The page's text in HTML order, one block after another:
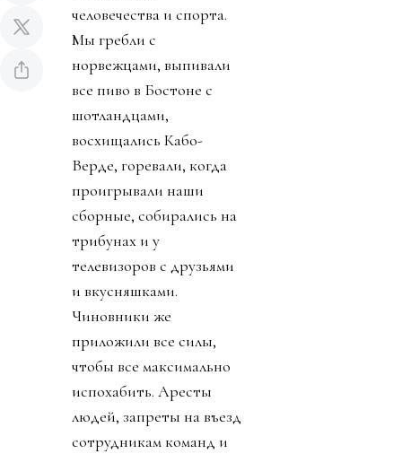
человечества и спорта.
Мы гребли с
норвежцами, выпивали
все пиво в Бостоне с
шотландцами,
восхищались Кабо-
Верде, горевали, когда
проигрывали наши
сборные, собирались на
трибунах и у
телевизоров с друзьями
и вкусняшками.
Чиновники же
приложили все силы,
чтобы все максимально
испохабить. Аресты
людей, запреты на въезд
сотрудникам команд и